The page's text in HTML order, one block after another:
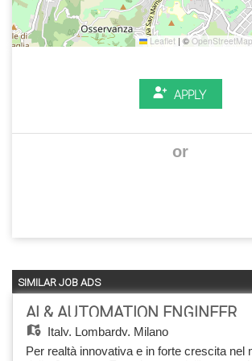
Leaflet | © OpenStreetMap
APPLY
or
SIMILAR JOB ADS
AI & AUTOMATION ENGINEER
Italy, Lombardy, Milano
Per realtà innovativa e in forte crescita nel